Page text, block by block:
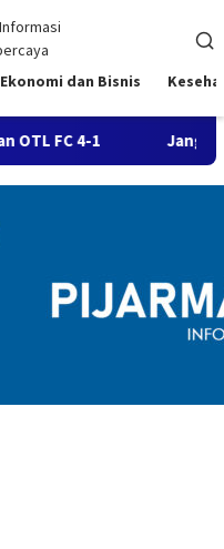
Ekonomi dan Bisnis
Jangan Diabaikan! Ini